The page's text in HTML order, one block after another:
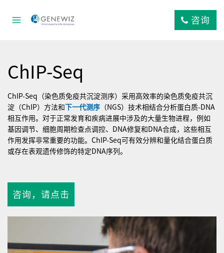
咨询
ChIP-Seq
ChIP-Seq（染色质免疫共沉淀测序）采用高效率的染色质免疫共沉
淀（ChIP）方法和下一代测序 （NGS）技术相结合分析蛋白质-DNA
相互作用。对于正常发育和疾病进展中涉及的大量生物进程，例如
基因调节、细胞周期检查点调控、DNA修复和DNA合成，这些相互
作用发挥非常重要的功能。ChIP-Seq可有效分辨和量化结合蛋白质
或存在表观遗传修饰的特定DNA序列。
咨询，请点击